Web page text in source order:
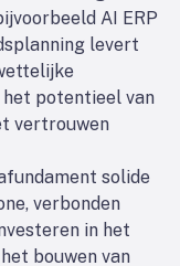
AI ERP
levert
het potentieel van
vertrouwen
solide
verbonden
in het
bouwen van